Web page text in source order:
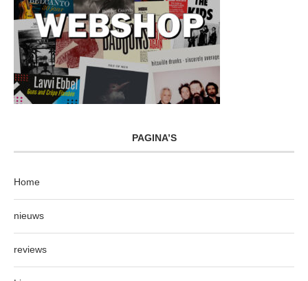
PAGINA’S
Home
nieuws
reviews